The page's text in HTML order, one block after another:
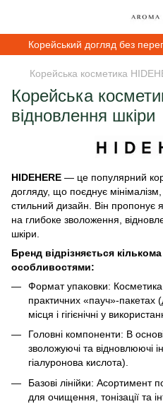
Корейський догляд без
Корейська косметика
Корейська
відновлення шкіри
HIDEHERE — це популярний
догляду, що поєднує
стильний дизайн. Він пропонує
на глибоке зволоження,
шкіри.
Бренд відрізняється
особливостями:
Формат упаковки: Косметика
практичних «пауч»-пакетах
місця і гігієнічні у
Головні компоненти: В
зволожуючі та відновлюючі
гіалуронова кислота).
Базові лінійки: Асортимент
для очищення, тонізації та